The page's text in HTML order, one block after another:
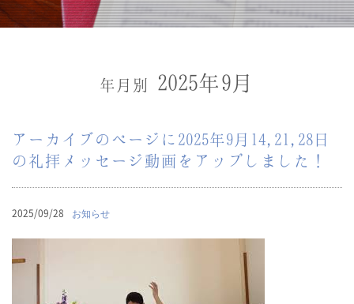
年月別 2025年9月
アーカイブのページに2025年9月14,21,28日
の礼拝メッセージ動画をアップしました！
2025/09/28 お知らせ